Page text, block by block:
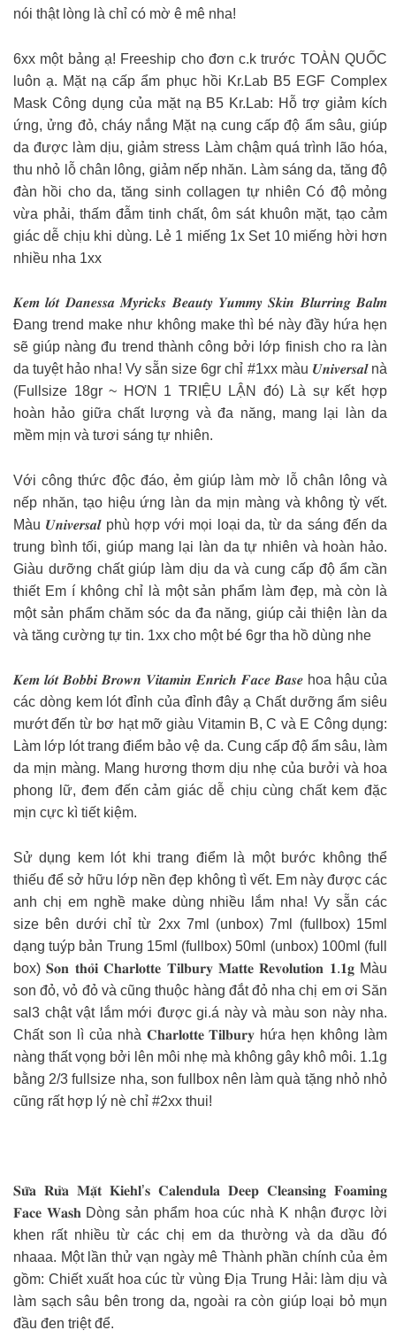
nói thật lòng là chỉ có mờ ê mê nha!
6xx một bảng ạ! Freeship cho đơn c.k trước TOÀN QUỐC
luôn ạ. Mặt nạ cấp ẩm phục hồi Kr.Lab B5 EGF Complex
Mask Công dụng của mặt nạ B5 Kr.Lab: Hỗ trợ giảm kích
ứng, ửng đỏ, cháy nắng Mặt nạ cung cấp độ ẩm sâu, giúp
da được làm dịu, giảm stress Làm chậm quá trình lão hóa,
thu nhỏ lỗ chân lông, giảm nếp nhăn. Làm sáng da, tăng độ
đàn hồi cho da, tăng sinh collagen tự nhiên Có độ mỏng
vừa phải, thấm đẫm tinh chất, ôm sát khuôn mặt, tạo cảm
giác dễ chịu khi dùng. Lẻ 1 miếng 1x Set 10 miếng hời hơn
nhiều nha 1xx
𝑲𝒆𝒎 𝒍𝒐́𝒕 𝑫𝒂𝒏𝒆𝒔𝒔𝒂 𝑴𝒚𝒓𝒊𝒄𝒌𝒔 𝑩𝒆𝒂𝒖𝒕𝒚 𝒀𝒖𝒎𝒎𝒚 𝑺𝒌𝒊𝒏 𝑩𝒍𝒖𝒓𝒓𝒊𝒏𝒈 𝑩𝒂𝒍𝒎
Đang trend make như không make thì bé này đầy hứa hẹn
sẽ giúp nàng đu trend thành công bởi lớp finish cho ra làn
da tuyệt hảo nha! Vy sẵn size 6gr chỉ #1xx màu 𝑼𝒏𝒊𝒗𝒆𝒓𝒔𝒂𝒍 nà
(Fullsize 18gr ~ HƠN 1 TRIỆU LẬN đó) Là sự kết hợp
hoàn hảo giữa chất lượng và đa năng, mang lại làn da
mềm mịn và tươi sáng tự nhiên.
Với công thức độc đáo, ẻm giúp làm mờ lỗ chân lông và
nếp nhăn, tạo hiệu ứng làn da mịn màng và không tỳ vết.
Màu 𝑼𝒏𝒊𝒗𝒆𝒓𝒔𝒂𝒍 phù hợp với mọi loại da, từ da sáng đến da
trung bình tối, giúp mang lại làn da tự nhiên và hoàn hảo.
Giàu dưỡng chất giúp làm dịu da và cung cấp độ ẩm cần
thiết Em í không chỉ là một sản phẩm làm đẹp, mà còn là
một sản phẩm chăm sóc da đa năng, giúp cải thiện làn da
và tăng cường tự tin. 1xx cho một bé 6gr tha hồ dùng nhe
𝑲𝒆𝒎 𝒍𝒐́𝒕 𝑩𝒐𝒃𝒃𝒊 𝑩𝒓𝒐𝒘𝒏 𝑽𝒊𝒕𝒂𝒎𝒊𝒏 𝑬𝒏𝒓𝒊𝒄𝒉 𝑭𝒂𝒄𝒆 𝑩𝒂𝒔𝒆 hoa hậu của
các dòng kem lót đỉnh của đỉnh đây ạ Chất dưỡng ẩm siêu
mướt đến từ bơ hạt mỡ giàu Vitamin B, C và E Công dụng:
Làm lớp lót trang điểm bảo vệ da. Cung cấp độ ẩm sâu, làm
da mịn màng. Mang hương thơm dịu nhẹ của bưởi và hoa
phong lữ, đem đến cảm giác dễ chịu cùng chất kem đặc
mịn cực kì tiết kiệm.
Sử dụng kem lót khi trang điểm là một bước không thể
thiếu để sở hữu lớp nền đẹp không tì vết. Em này được các
anh chị em nghề make dùng nhiều lắm nha! Vy sẵn các
size bên dưới chỉ từ 2xx 7ml (unbox) 7ml (fullbox) 15ml
dạng tuýp bản Trung 15ml (fullbox) 50ml (unbox) 100ml (full
box) 𝐒𝐨𝐧 𝐭𝐡𝐨̉𝐢 𝐂𝐡𝐚𝐫𝐥𝐨𝐭𝐭𝐞 𝐓𝐢𝐥𝐛𝐮𝐫𝐲 𝐌𝐚𝐭𝐭𝐞 𝐑𝐞𝐯𝐨𝐥𝐮𝐭𝐢𝐨𝐧 𝟏.𝟏𝐠 Màu
son đỏ, vỏ đỏ và cũng thuộc hàng đắt đỏ nha chị em ơi Săn
sal3 chật vật lắm mới được gi.á này và màu son này nha.
Chất son lì của nhà 𝐂𝐡𝐚𝐫𝐥𝐨𝐭𝐭𝐞 𝐓𝐢𝐥𝐛𝐮𝐫𝐲 hứa hẹn không làm
nàng thất vọng bởi lên môi nhẹ mà không gây khô môi. 1.1g
bằng 2/3 fullsize nha, son fullbox nên làm quà tặng nhỏ nhỏ
cũng rất hợp lý nè chỉ #2xx thui!
𝐒𝐮̛̃𝐚 𝐑𝐮̛̉𝐚 𝐌𝐚̣̆𝐭 𝐊𝐢𝐞𝐡𝐥’𝐬 𝐂𝐚𝐥𝐞𝐧𝐝𝐮𝐥𝐚 𝐃𝐞𝐞𝐩 𝐂𝐥𝐞𝐚𝐧𝐬𝐢𝐧𝐠 𝐅𝐨𝐚𝐦𝐢𝐧𝐠
𝐅𝐚𝐜𝐞 𝐖𝐚𝐬𝐡 Dòng sản phẩm hoa cúc nhà K nhận được lời
khen rất nhiều từ các chị em da thường và da dầu đó
nhaaa. Một lần thử vạn ngày mê Thành phần chính của ẻm
gồm: Chiết xuất hoa cúc từ vùng Địa Trung Hải: làm dịu và
làm sạch sâu bên trong da, ngoài ra còn giúp loại bỏ mụn
đầu đen triệt để.